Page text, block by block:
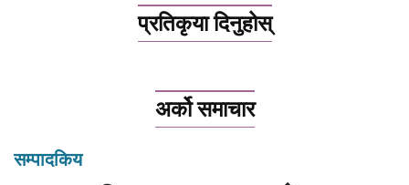
प्रतिकृया दिनुहोस्
अर्को समाचार
सम्पादकिय